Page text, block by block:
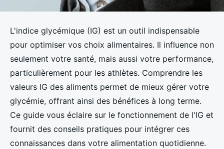
L'indice glycémique (IG) est un outil indispensable
pour optimiser vos choix alimentaires. Il influence non
seulement votre santé, mais aussi votre performance,
particulièrement pour les athlètes. Comprendre les
valeurs IG des aliments permet de mieux gérer votre
glycémie, offrant ainsi des bénéfices à long terme.
Ce guide vous éclaire sur le fonctionnement de l'IG et
fournit des conseils pratiques pour intégrer ces
connaissances dans votre alimentation quotidienne.